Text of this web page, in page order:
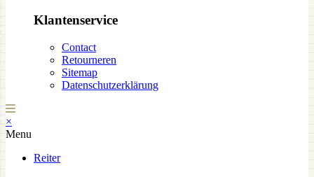
Klantenservice
Contact
Retourneren
Sitemap
Datenschutzerklärung
×
Menu
Reiter